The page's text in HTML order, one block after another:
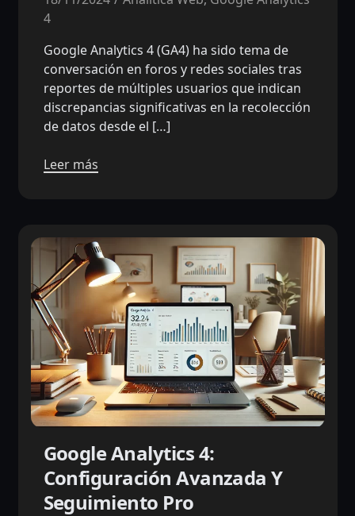
4
Google Analytics 4 (GA4) ha sido tema de
conversación en foros y redes sociales tras
reportes de múltiples usuarios que indican
discrepancias significativas en la recolección
de datos desde el […]
Leer más
Google Analytics 4:
Configuración Avanzada Y
Seguimiento Pro